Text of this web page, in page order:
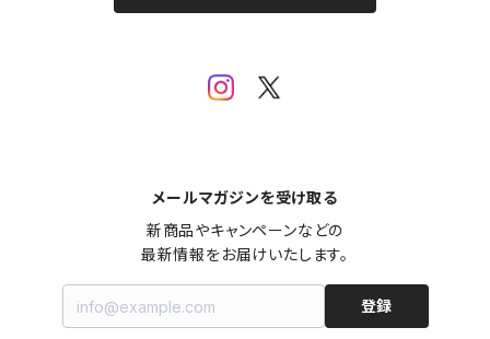
メールマガジンを受け取る
新商品やキャンペーンなどの
最新情報をお届けいたします。
登録